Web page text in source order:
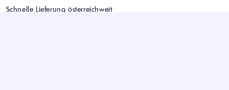
Schnelle Lieferung österreichweit